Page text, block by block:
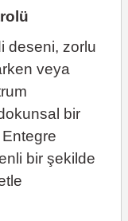
deseni, zorlu
veya
bir
Entegre
bir şekilde